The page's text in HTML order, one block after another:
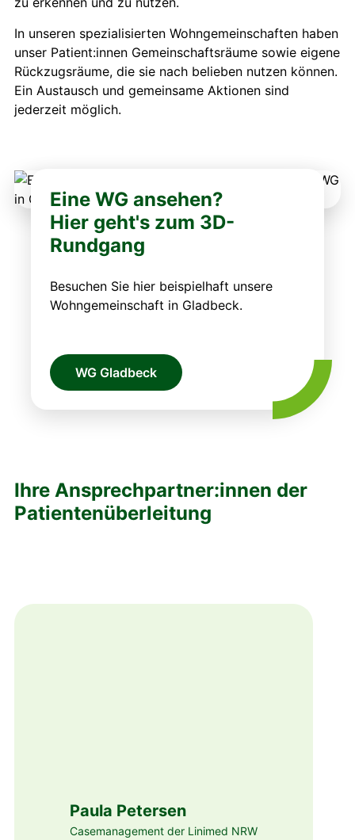
In unseren spezialisierten Wohngemeinschaften haben
unser Patient:innen Gemeinschaftsräume sowie eigene
Rückzugsräume, die sie nach belieben nutzen können.
Ein Austausch und gemeinsame Aktionen sind
jederzeit möglich.
Eine WG ansehen?
Hier geht's zum 3D-
Rundgang
Besuchen Sie hier beispielhaft unsere
Wohngemeinschaft in Gladbeck.
WG Gladbeck
Ihre Ansprechpartner:innen der
Patientenüberleitung
Paula Petersen
Casemanagement der Linimed NRW